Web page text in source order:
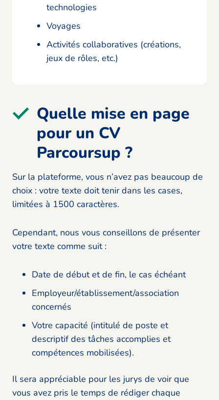
technologies
Voyages
Activités collaboratives (créations,
jeux de rôles, etc.)
Quelle mise en page
pour un CV
Parcoursup ?
Sur la plateforme, vous n’avez pas beaucoup de
choix : votre texte doit tenir dans les cases,
limitées à 1500 caractères.
Cependant, nous vous conseillons de présenter
votre texte comme suit :
Date de début et de fin, le cas échéant
Employeur/établissement/association
concernés
Votre capacité (intitulé de poste et
descriptif des tâches accomplies et
compétences mobilisées).
Il sera appréciable pour les jurys de voir que
vous avez pris le temps de rédiger chaque